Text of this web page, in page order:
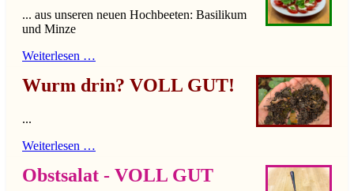
... aus unseren neuen Hochbeeten: Basilikum
und Minze
Weiterlesen …
Wurm drin? VOLL GUT!
...
Weiterlesen …
Obstsalat - VOLL GUT